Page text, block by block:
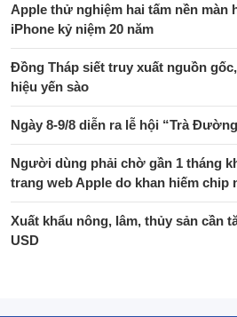
Apple thử nghiệm hai tấm nền màn
iPhone kỷ niệm 20 năm
Đồng Tháp siết truy xuất nguồn
hiệu yến sào
Ngày 8-9/8 diễn ra lễ hội “Trà
Người dùng phải chờ gần 1 tháng
trang web Apple do khan hiếm chip
Xuất khẩu nông, lâm, thủy sản cần
USD